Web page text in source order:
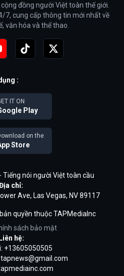
đồng người Việt toàn thế giới.
7, cung cấp thông tin mới nhất về
văn hóa và thể thao.
:
IT ON
Play
on the
Store
- Tiếng nói người Việt toàn cầu
chỉ:
Ave, Las Vegas, NV 89117
quyền thuộc TAPMediaInc
sách bảo mật
Liên hệ:
+13605050505